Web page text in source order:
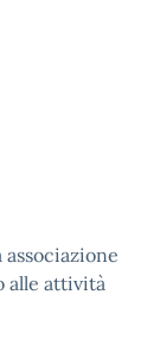
alle attività